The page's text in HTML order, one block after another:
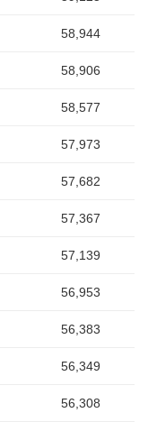
58,944
58,906
58,577
57,973
57,682
57,367
57,139
56,953
56,383
56,349
56,308